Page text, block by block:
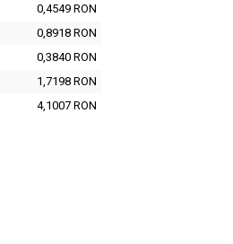
0,4549 RON
0,8918 RON
0,3840 RON
1,7198 RON
4,1007 RON